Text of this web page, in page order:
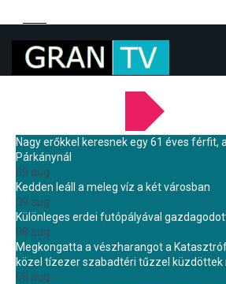
Nagy erőkkel keresnek egy 61 éves férfit,
Párkánynál
09 aug.
Kedden leáll a meleg víz a két városban
09 aug.
Különleges erdei futópályával
08 aug.
Megkongatta a vészharangot a
közel tízezer szabadtéri tűzzel küzdöttek
08 aug.